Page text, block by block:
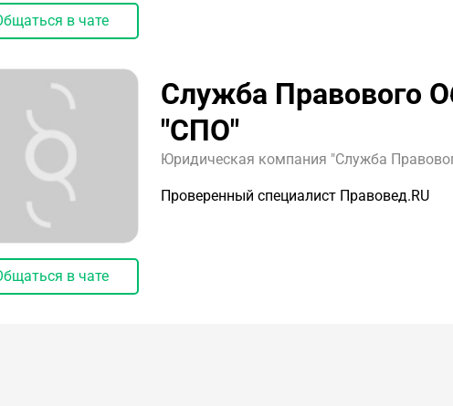
в чате
в чате
Служба Правового
"СПО"
Юридическая компания "Служба
Проверенный специалист Правовед.RU